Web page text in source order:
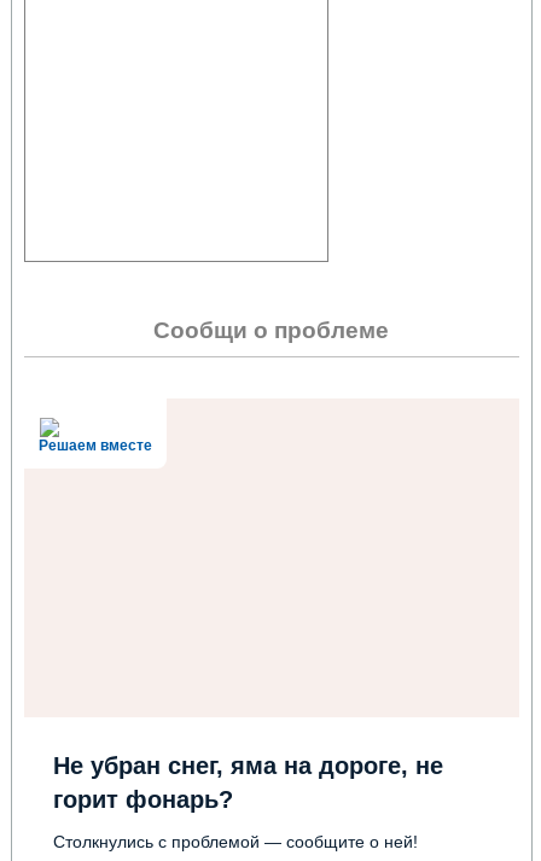
Сообщи о проблеме
Решаем вместе
Не убран снег, яма на дороге, не
горит фонарь?
Столкнулись с проблемой — сообщите о ней!